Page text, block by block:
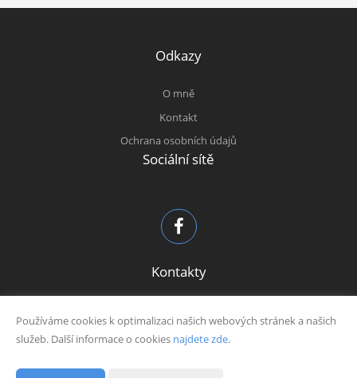
Odkazy
O mně
Kontakt
Ochrana osobních údajů
Sociální sítě
Kontakty
606 605 739
Fyzická osoba zapsaná v živnostenském rejstříku
Používáme cookies k optimalizaci našich webových stránek a našich
služeb. Další informace o cookies najdete zde.